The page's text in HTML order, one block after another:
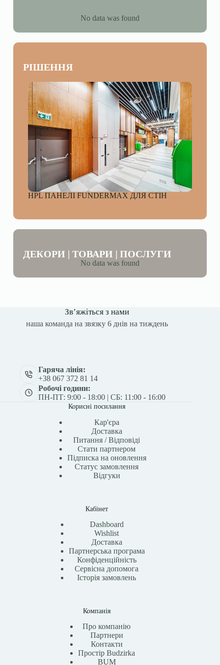
No data was found
РІШЕННЯ
HPL ПАНЕЛІ FUNDERMAX ДЛЯ СТІН
ДЕКОРИ | ТОВАРИ | ПОСЛУГИ
No data was found
Зв’яжіться з нами
наша команда на звязку 6 днів на тиждень
Гаряча лінія:
+38 067 372 81 14
Робочі години:
ПН-ПТ: 9:00 - 18:00 | СБ: 11:00 - 16:00
Корисні посилання
Кар'єра
Доставка
Питання / Відповіді
Стати партнером
Підписка на оновлення
Статус замовлення
Відгуки
Кабінет
Dashboard
Wishlist
Доставка
Партнерська програма
Конфіденційність
Сервісна допомога
Історія замовлень
Компанія
Про компанію
Партнери
Контакти
Простір Budzirka
BUM